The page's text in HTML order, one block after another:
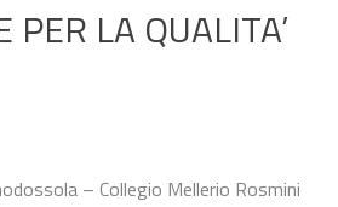
PER LA QUALITA’
– Collegio Mellerio Rosmini